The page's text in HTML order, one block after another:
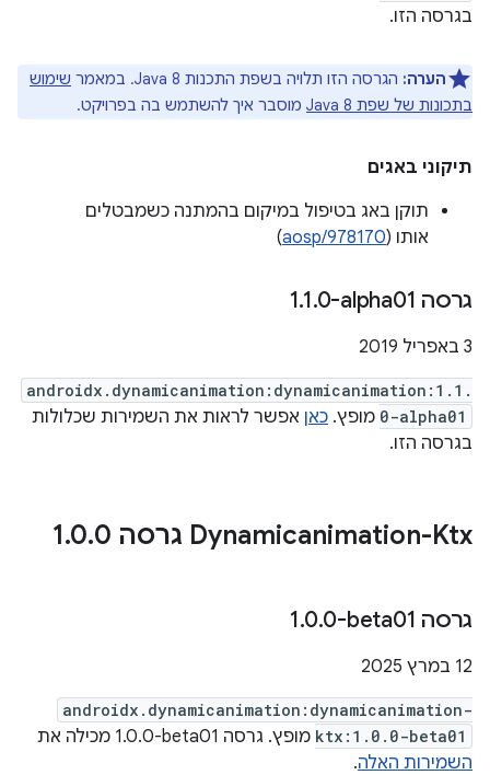
בגרסה הזו.
הערה: הגרסה הזו תלויה בשפת התכנות Java 8. במאמר
שימוש
בתכונות של שפת Java 8
מוסבר איך להשתמש בה בפרויקט.
תיקוני באגים
תוקן באג בטיפול במיקום בהמתנה כשמבטלים
אותו (aosp/978170
)
גרסה ‎1 .1.0-alpha01
‫3 באפריל 2019
androidx.dynamicanimation:dynamicanimation:1.1.
0-alpha01 מופץ. כאן אפשר לראות את השמירות שכלולות
בגרסה הזו.
‫Dynamicanimation-Ktx גרסה 1 .0.0
גרסה ‎1 .0.0-beta01
‫12 במרץ 2025
androidx.dynamicanimation:dynamicanimation-
ktx:1.0.0-beta01 מופץ. גרסה ‎1.0.0-beta01 מכילה את
השמירות האלה.